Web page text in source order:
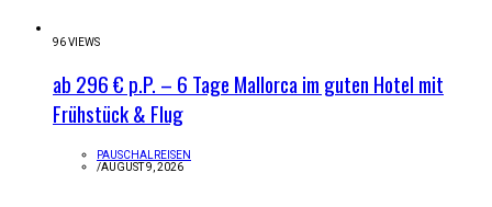
96 VIEWS
ab 296 € p.P. – 6 Tage Mallorca im guten Hotel mit
Frühstück & Flug
PAUSCHALREISEN
/AUGUST 9, 2026